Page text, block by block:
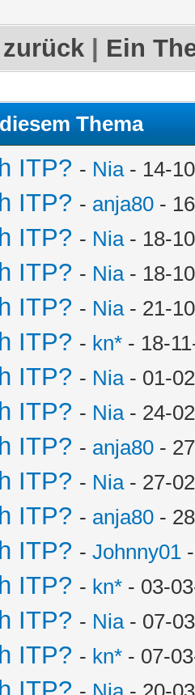
Ein
Thema
ITP? - Nia- 14-
ITP? - anja80 -
ITP? - Nia- 18-
ITP? - Nia- 18-
ITP? - Nia- 21-
ITP? - kn* - 18-
ITP? - Nia- 01-
ITP? - Nia- 24-
ITP? - anja80 -
ITP? - Nia- 27-
ITP? - anja80 -
ITP? - Johnny01
ITP? - kn* - 03-
ITP? - Nia- 07-
ITP? - kn* - 07-